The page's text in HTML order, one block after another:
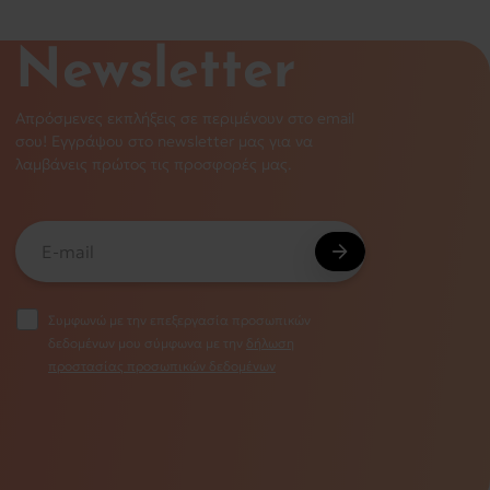
Newsletter
Απρόσμενες εκπλήξεις σε περιμένουν στο email
σου! Εγγράψου στο newsletter μας για να
λαμβάνεις πρώτος τις προσφορές μας.
Συμφωνώ με την επεξεργασία προσωπικών
δεδομένων μου σύμφωνα με την
δήλωση
προστασίας προσωπικών δεδομένων